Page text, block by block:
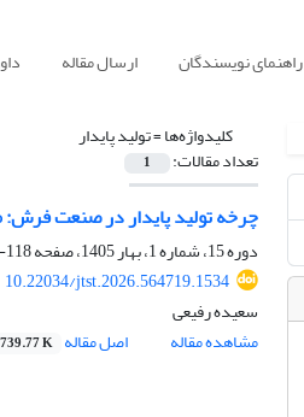
راهنمای نویسندگان ارسال مقاله
کلیدواژه‌ها =تولید پایدار
تعداد مقالات: 1
چرخه تولید پایدار در صنعت فرش:
دوره 15، شماره 1، بهار 1405، صفحه
118-149
10.22034/jtst.2026.564719.1534
سعیده رفیعی
مشاهده مقاله
اصل مقاله 739.77 K